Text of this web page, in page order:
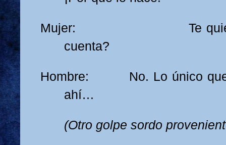
Mujer: Te quiere a
cuenta?
Hombre: No. Lo único que
ahí…
(Otro golpe sordo